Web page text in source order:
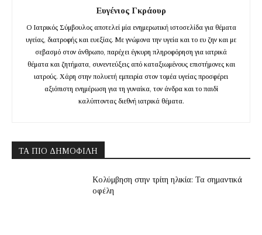
Ευγένιος Γκράουρ
Ο Ιατρικός Σύμβουλος αποτελεί μία ενημερωτική ιστοσελίδα για θέματα
υγείας, διατροφής και ευεξίας. Με γνώμονα την υγεία και το ευ ζην και με
σεβασμό στον άνθρωπο, παρέχει έγκυρη πληροφόρηση για ιατρικά
θέματα και ζητήματα, συνεντεύξεις από καταξιωμένους επιστήμονες και
ιατρούς. Χάρη στην πολυετή εμπειρία στον τομέα υγείας προσφέρει
αξιόπιστη ενημέρωση για τη γυναίκα, τον άνδρα και το παιδί
καλύπτοντας διεθνή ιατρικά θέματα.
ΤΑ ΠΙΟ ΔΗΜΟΦΙΛΉ
Κολύμβηση στην τρίτη ηλικία: Τα σημαντικά
οφέλη